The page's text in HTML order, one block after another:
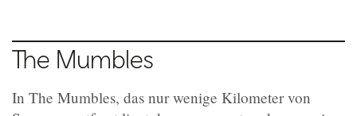
The Mumbles
In The Mumbles, das nur wenige Kilometer von